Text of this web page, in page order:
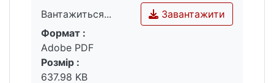
Вантажиться...
Вантажиться...
Завантажити
Формат :
Adobe PDF
Розмір :
637.98 KB